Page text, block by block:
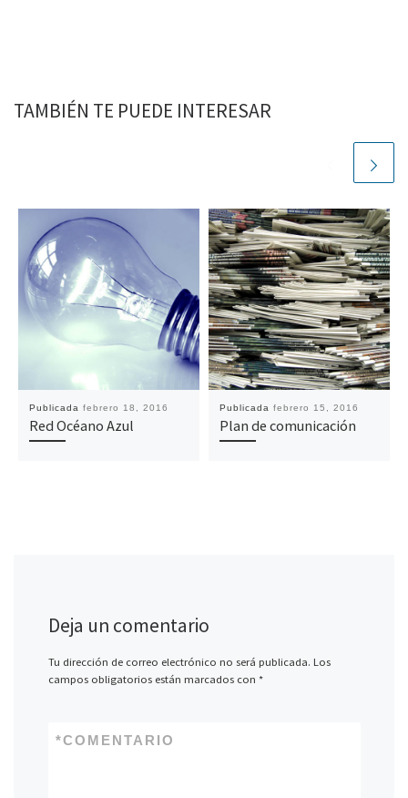
TAMBIÉN TE PUEDE INTERESAR
Publicada febrero 18, 2016
Red Océano Azul
Publicada febrero 15, 2016
Plan de comunicación
Deja un comentario
Tu dirección de correo electrónico no será publicada. Los
campos obligatorios están marcados con *
COMENTARIO
*